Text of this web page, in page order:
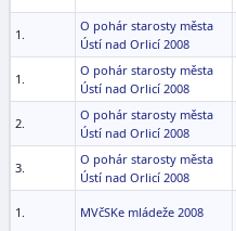
1.
O pohár starosty města
Ústí nad Orlicí 2008
1.
O pohár starosty města
Ústí nad Orlicí 2008
2.
O pohár starosty města
Ústí nad Orlicí 2008
3.
O pohár starosty města
Ústí nad Orlicí 2008
1. MVčSKe mládeže 2008